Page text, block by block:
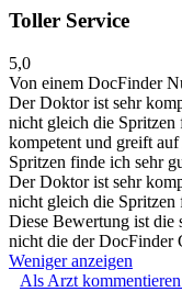
Toller Service
5,0
Von einem DocFinder
Der Doktor ist sehr
nicht gleich die Spritzen
kompetent und greift
Spritzen finde ich sehr
Der Doktor ist sehr
nicht gleich die Spritzen
Diese Bewertung ist die
nicht die der DocFinder
Weniger anzeigen
Als Arzt kommentieren